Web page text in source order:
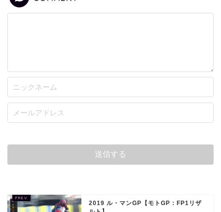
2019 ル・マンGP【モトGP：FP1リザ